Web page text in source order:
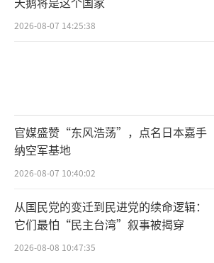
在驱动形式上属于14*12轴驱动
出功率也比较低；后期的白杨M
托载导弹时重心大幅升高，严
战略导弹的野外越野机动能力
到其在野外翻车的画面就是因
最新一代的亚尔斯洲际导
延续了白杨M所使用的MAZ-
2026-08-07 14:25:38
官媒盛赞“东风浩荡”，点名日本嘉手
纳空军基地
2026-08-07 10:40:02
从国民党的变迁到民进党的续命逻辑：
它们最怕“民主台湾”叙事被揭穿
2026-08-08 10:47:35